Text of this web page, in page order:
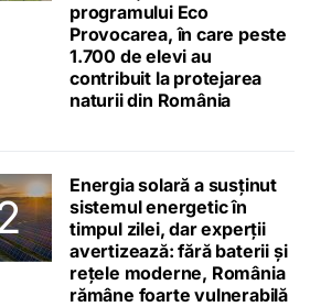
programului Eco
Provocarea, în care peste
1.700 de elevi au
contribuit la protejarea
naturii din România
Energia solară a susținut
sistemul energetic în
timpul zilei, dar experții
avertizează: fără baterii și
rețele moderne, România
rămâne foarte vulnerabilă